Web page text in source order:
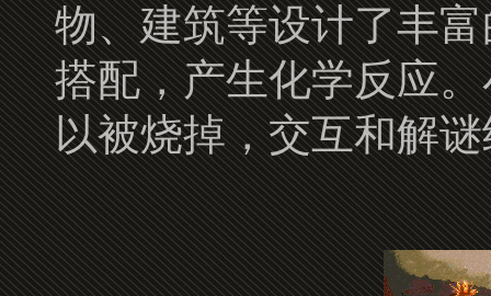
物、建筑等设计了丰
搭配，产生化学反应
以被烧掉，交互和解